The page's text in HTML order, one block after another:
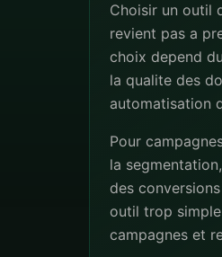
Choisir un outil
revient pas a
choix depend
la qualite des
automatisation
Pour
la
des
outil trop
campagnes et